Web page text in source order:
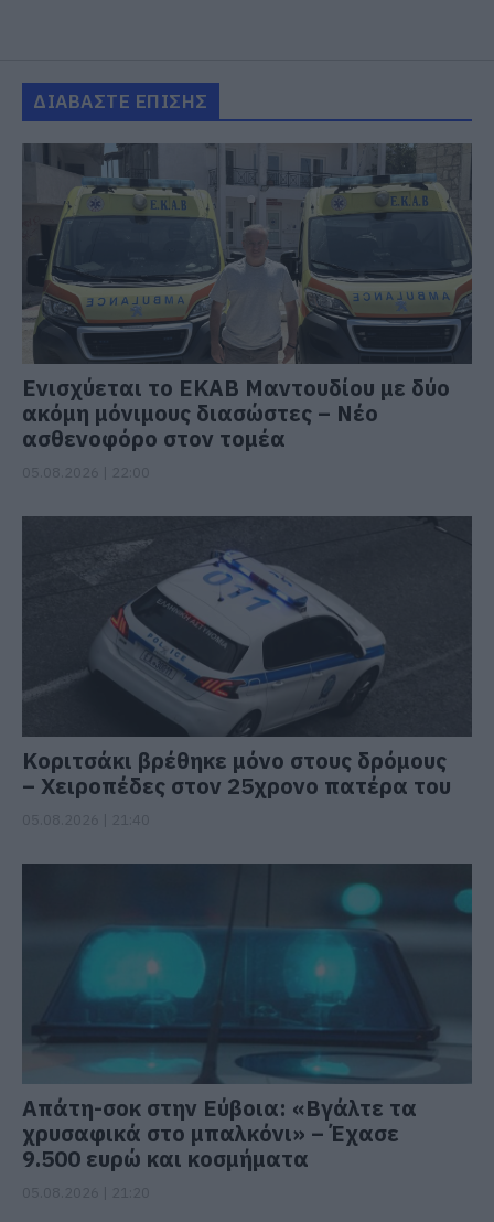
ΔΙΑΒΑΣΤΕ ΕΠΙΣΗΣ
Ενισχύεται το ΕΚΑΒ Μαντουδίου με δύο
ακόμη μόνιμους διασώστες – Νέο
ασθενοφόρο στον τομέα
Κοριτσάκι βρέθηκε μόνο στους δρόμους
– Χειροπέδες στον 25χρονο πατέρα του
Απάτη-σοκ στην Εύβοια: «Βγάλτε τα
χρυσαφικά στο μπαλκόνι» – Έχασε
9.500 ευρώ και κοσμήματα